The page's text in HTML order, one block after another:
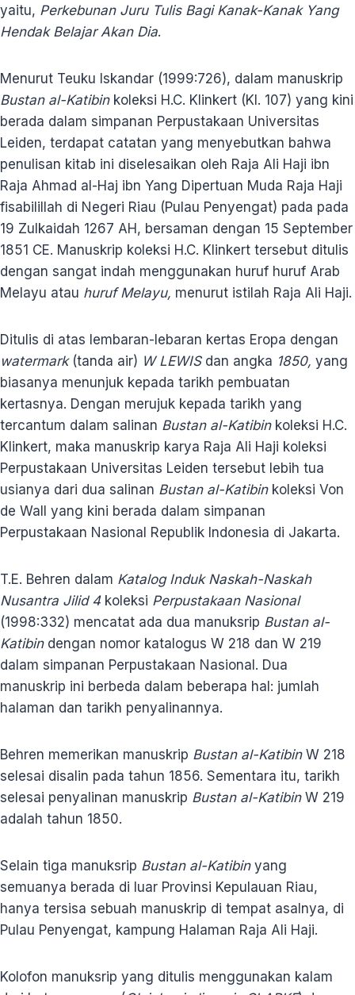
yaitu, Perkebunan Juru Tulis Bagi Kanak-Kanak Yang
Hendak Belajar Akan Dia.
Menurut Teuku Iskandar (1999:726), dalam manuskrip
Bustan al-Katibinkoleksi H.C. Klinkert (KI. 107) yang kini
berada dalam simpanan Perpustakaan Universitas
Leiden, terdapat catatan yang menyebutkan bahwa
penulisan kitab ini diselesaikan oleh Raja Ali Haji ibn
Raja Ahmad al-Haj ibn Yang Dipertuan Muda Raja Haji
fisabilillah di Negeri Riau (Pulau Penyengat) pada pada
19 Zulkaidah 1267 AH, bersaman dengan 15 September
1851 CE. Manuskrip koleksi H.C. Klinkert tersebut ditulis
dengan sangat indah menggunakan huruf huruf Arab
Melayu atau huruf Melayu, menurut istilah Raja Ali Haji.
Ditulis di atas lembaran-lebaran kertas Eropa dengan
watermark (tanda air) W LEWIS dan angka 1850, yang
biasanya menunjuk kepada tarikh pembuatan
kertasnya. Dengan merujuk kepada tarikh yang
tercantum dalam salinan Bustan al-Katibin koleksi H.C.
Klinkert, maka manuskrip karya Raja Ali Haji koleksi
Perpustakaan Universitas Leiden tersebut lebih tua
usianya dari dua salinan Bustan al-Katibin koleksi Von
de Wall yang kini berada dalam simpanan
Perpustakaan Nasional Republik Indonesia di Jakarta.
T.E. Behren dalam Katalog Induk Naskah-Naskah
Nusantra Jilid 4 koleksi Perpustakaan Nasional
(1998:332) mencatat ada dua manuksrip Bustan al-
Katibin dengan nomor katalogus W 218 dan W 219
dalam simpanan Perpustakaan Nasional. Dua
manuskrip ini berbeda dalam beberapa hal: jumlah
halaman dan tarikh penyalinannya.
Behren memerikan manuskrip Bustan al-Katibin W 218
selesai disalin pada tahun 1856. Sementara itu, tarikh
selesai penyalinan manuskrip Bustan al-Katibin W 219
adalah tahun 1850.
Selain tiga manuksrip Bustan al-Katibin yang
semuanya berada di luar Provinsi Kepulauan Riau,
hanya tersisa sebuah manuskrip di tempat asalnya, di
Pulau Penyengat, kampung Halaman Raja Ali Haji.
Kolofon manuksrip yang ditulis menggunakan kalam